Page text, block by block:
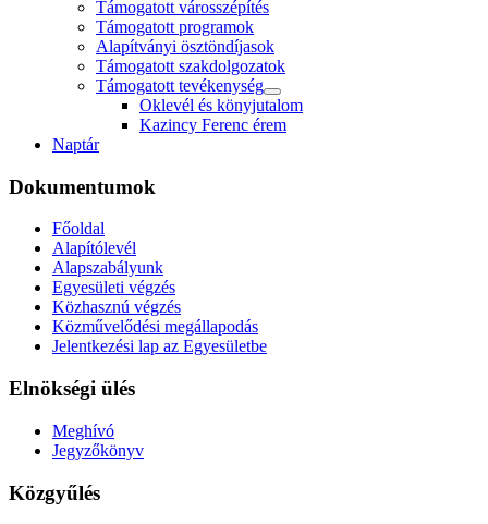
Támogatott városszépítés
Támogatott programok
Alapítványi ösztöndíjasok
Támogatott szakdolgozatok
Támogatott tevékenység
Oklevél és könyjutalom
Kazincy Ferenc érem
Naptár
Dokumentumok
Főoldal
Alapítólevél
Alapszabályunk
Egyesületi végzés
Közhasznú végzés
Közművelődési megállapodás
Jelentkezési lap az Egyesületbe
Elnökségi ülés
Meghívó
Jegyzőkönyv
Közgyűlés